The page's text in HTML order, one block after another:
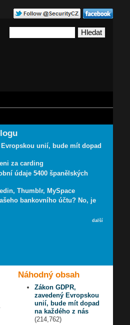
Evropskou unií, bude mít dopad
za carding
údaje 5400 španělských
Thumblr, MySpace
bankovního účtu? No, je
další
Náhodný obsah
Zákon GDPR,
zavedený Evropskou
unií, bude mít dopad
na každého z nás
(214,762)